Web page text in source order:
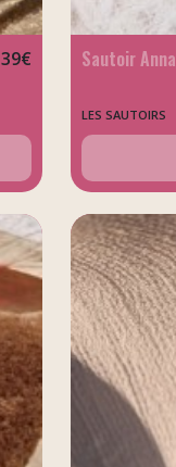
39€ Sautoir Anna
LES SAUTOIRS